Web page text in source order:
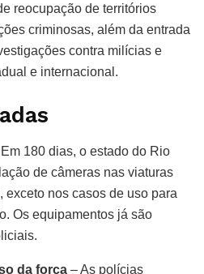
reocupação de territórios
criminosas, além da entrada
contra milícias e
e internacional.
180 dias, o estado do Rio
de câmeras nas viaturas
nos casos de uso para
Os equipamentos já são
da força – As polícias